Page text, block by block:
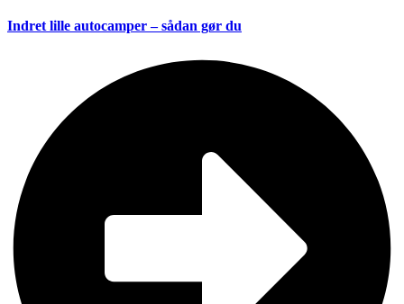
Indret lille autocamper – sådan gør du